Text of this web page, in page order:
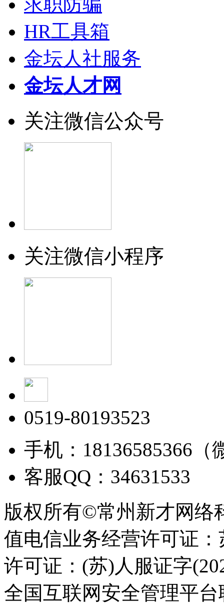
HR工具箱
金坛人社服务
金坛人才网
关注微信公众号
关注微信小程序
0519-80193523
手机：18136585366（
客服QQ：34631533
版权所有©常州新才网络
值电信业务经营许可证
许可证：(苏)人服证字
全国互联网安全管理平